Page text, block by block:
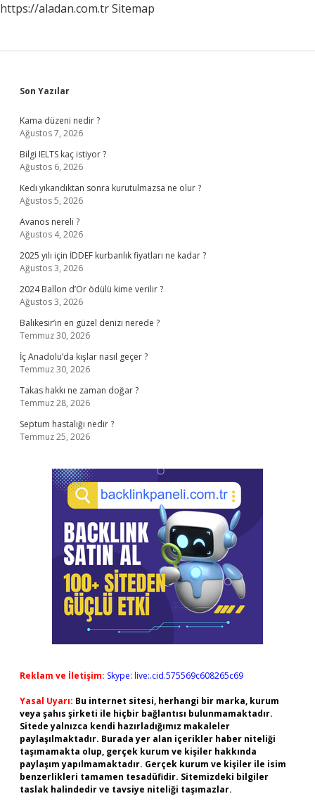
https://aladan.com.trSitemap
Sidebar
Son Yazılar
Kama düzeni nedir ?
Ağustos 7, 2026
Bilgi IELTS kaç istiyor ?
Ağustos 6, 2026
Kedi yıkandıktan sonra kurutulmazsa ne olur ?
Ağustos 5, 2026
Avanos nereli ?
Ağustos 4, 2026
2025 yılı için İDDEF kurbanlık fiyatları ne kadar ?
Ağustos 3, 2026
2024 Ballon d’Or ödülü kime verilir ?
Ağustos 3, 2026
Balıkesir’in en güzel denizi nerede ?
Temmuz 30, 2026
İç Anadolu’da kışlar nasıl geçer ?
Temmuz 30, 2026
Takas hakkı ne zaman doğar ?
Temmuz 28, 2026
Septum hastalığı nedir ?
Temmuz 25, 2026
Reklam ve İletişim: Skype: live:.cid.575569c608265c69
Yasal Uyarı: Bu internet sitesi, herhangi bir marka, kurum
veya şahıs şirketi ile hiçbir bağlantısı bulunmamaktadır.
Sitede yalnızca kendi hazırladığımız makaleler
paylaşılmaktadır. Burada yer alan içerikler haber niteliği
taşımamakta olup, gerçek kurum ve kişiler hakkında
paylaşım yapılmamaktadır. Gerçek kurum ve kişiler ile isim
benzerlikleri tamamen tesadüfidir. Sitemizdeki bilgiler
taslak halindedir ve tavsiye niteliği taşımazlar.